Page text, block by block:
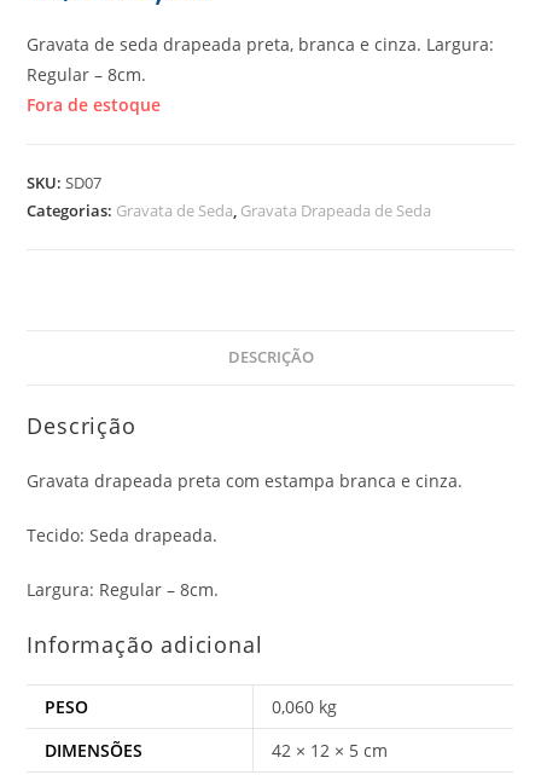
Gravata de seda drapeada preta, branca e cinza. Largura:
Regular – 8cm.
Fora de estoque
SKU:SD07
Categorias: Gravata de Seda, Gravata Drapeada de Seda
DESCRIÇÃO
Descrição
Gravata drapeada preta com estampa branca e cinza.
Tecido: Seda drapeada.
Largura: Regular – 8cm.
Informação adicional
PESO
0,060 kg
DIMENSÕES
42 × 12 × 5 cm